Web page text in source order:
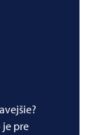
je pre